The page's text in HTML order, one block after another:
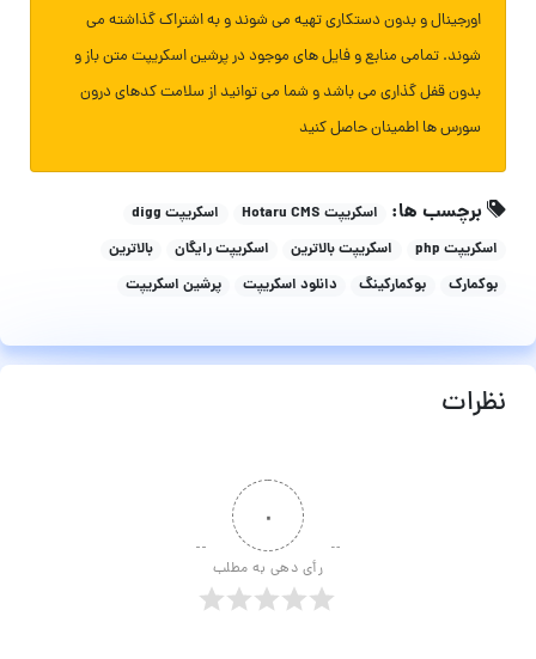
اورجینال و بدون دستکاری تهیه می شوند و به اشتراک گذاشته می
شوند. تمامی منابع و فایل های موجود در پرشین اسکریپت متن باز و
بدون قفل گذاری می باشد و شما می توانید از سلامت کدهای درون
سورس ها اطمینان حاصل کنید
برچسب ها: اسکریپت Hotaru CMS
اسکریپت digg
اسکریپت php
اسکریپت بالاترین اسکریپت رایگان
بالاترین
بوکمارک
بوکمارکینگ دانلود اسکریپت پرشین اسکریپت
نظرات
۰
رأی دهی به مطلب